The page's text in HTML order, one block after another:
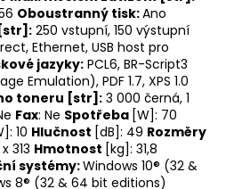
Oboustranný tisk:Ano
250 vstupní, 150 výstupní
Ethernet, USB host pro
jazyky: PCL6, BR-Script3
Emulation), PDF 1.7, XPS 1.0
toneru [str]: 3 000 černá, 1
Fax: Ne Spotřeba [W]: 70
10 Hlučnost [dB]: 49 Rozměry
313 Hmotnost [kg]: 31,8
systémy:Windows 10® (32 &
8® (32 & 64 bit editions)